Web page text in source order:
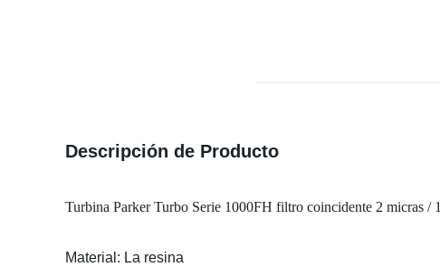
Descripción de Producto
Turbina Parker Turbo Serie 1000FH filtro coincidente 2 micras /
Material: La resina